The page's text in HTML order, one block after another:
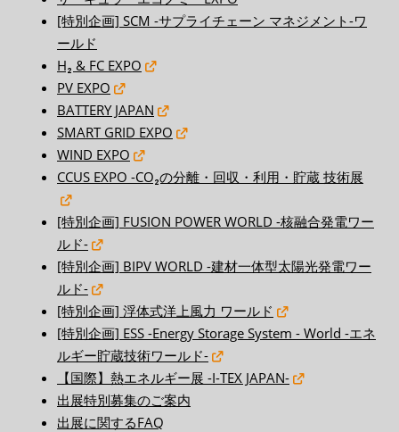
[特別企画] SCM -サプライチェーン マネジメント-ワ
ールド
H₂ & FC EXPO
PV EXPO
BATTERY JAPAN
SMART GRID EXPO
WIND EXPO
CCUS EXPO -CO₂の分離・回収・利用・貯蔵 技術展
[特別企画] FUSION POWER WORLD -核融合発電ワー
ルド-
[特別企画] BIPV WORLD -建材一体型太陽光発電ワー
ルド-
[特別企画] 浮体式洋上風力 ワールド
[特別企画] ESS -Energy Storage System - World -エネ
ルギー貯蔵技術ワールド-
【国際】熱エネルギー展 -I-TEX JAPAN-
出展特別募集のご案内
出展に関するFAQ